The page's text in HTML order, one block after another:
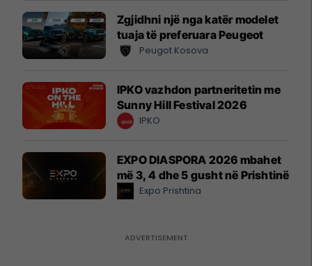
Zgjidhni një nga katër modelet
tuaja të preferuara Peugeot
Peugot Kosova
IPKO vazhdon partneritetin me
Sunny Hill Festival 2026
IPKO
EXPO DIASPORA 2026 mbahet
më 3, 4 dhe 5 gusht në Prishtinë
Expo Prishtina